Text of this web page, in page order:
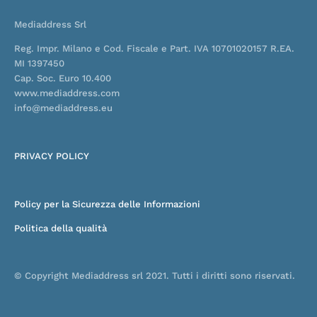
Mediaddress Srl
Reg. Impr. Milano e Cod. Fiscale e Part. IVA 10701020157 R.EA.
MI 1397450
Cap. Soc. Euro 10.400
www.mediaddress.com
info@mediaddress.eu
PRIVACY POLICY
Policy per la Sicurezza delle Informazioni
Politica della qualità
© Copyright Mediaddress srl 2021. Tutti i diritti sono riservati.